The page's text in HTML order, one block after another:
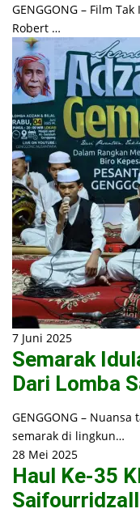
GENGGONG – Film
Robert …
7 Juni 2025
Semarak
Dari Lomba
GENGGONG –
semarak di lingkun…
28 Mei 2025
Haul Ke-35